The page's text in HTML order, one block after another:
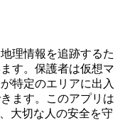
理情報を追跡するた
す。保護者は仮想マ
特定のエリアに出入
ます。このアプリは
大切な人の安全を守